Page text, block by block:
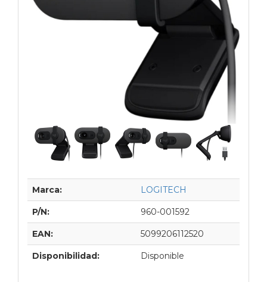
Marca: LOGITECH
P/N: 960-001592
EAN: 5099206112520
Disponibilidad: Disponible